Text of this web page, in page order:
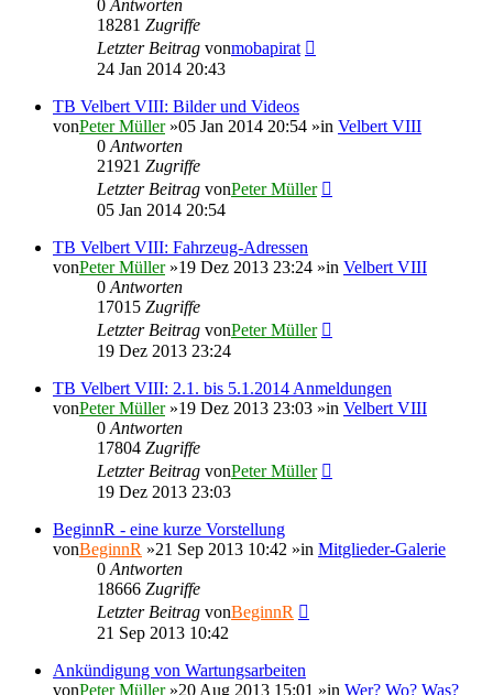
0 Antworten
18281 Zugriffe
Letzter Beitrag vonmobapirat
24 Jan 2014 20:43
TB Velbert VIII: Bilder und Videos
vonPeter Müller»05 Jan 2014 20:54 »in Velbert VIII
0 Antworten
21921 Zugriffe
Letzter Beitrag vonPeter Müller
05 Jan 2014 20:54
TB Velbert VIII: Fahrzeug-Adressen
vonPeter Müller»19 Dez 2013 23:24 »in Velbert VIII
0 Antworten
17015 Zugriffe
Letzter Beitrag vonPeter Müller
19 Dez 2013 23:24
TB Velbert VIII: 2.1. bis 5.1.2014 Anmeldungen
vonPeter Müller»19 Dez 2013 23:03 »in Velbert VIII
0 Antworten
17804 Zugriffe
Letzter Beitrag vonPeter Müller
19 Dez 2013 23:03
BeginnR - eine kurze Vorstellung
vonBeginnR »21 Sep 2013 10:42 »in Mitglieder-Galerie
0 Antworten
18666 Zugriffe
Letzter Beitrag vonBeginnR
21 Sep 2013 10:42
Ankündigung von Wartungsarbeiten
vonPeter Müller»20 Aug 2013 15:01 »in Wer? Wo? Was?